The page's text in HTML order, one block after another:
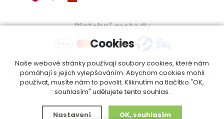
Platební metody
© 2014 - 2026, ProfiDoplnkyStravy.cz
Cookies
Naše webové stránky používají soubory cookies, které nám
pomáhají s jejich vylepšováním. Abychom cookies mohli
používat, musíte nám to povolit. Kliknutím na tlačítko "OK,
souhlasím" udělujete tento souhlas.
Nastavení OK, souhlasím